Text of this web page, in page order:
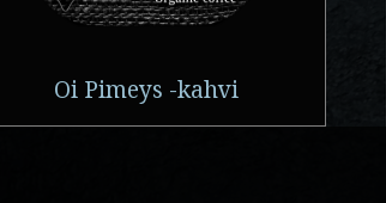
Oi Pimeys -kahvi